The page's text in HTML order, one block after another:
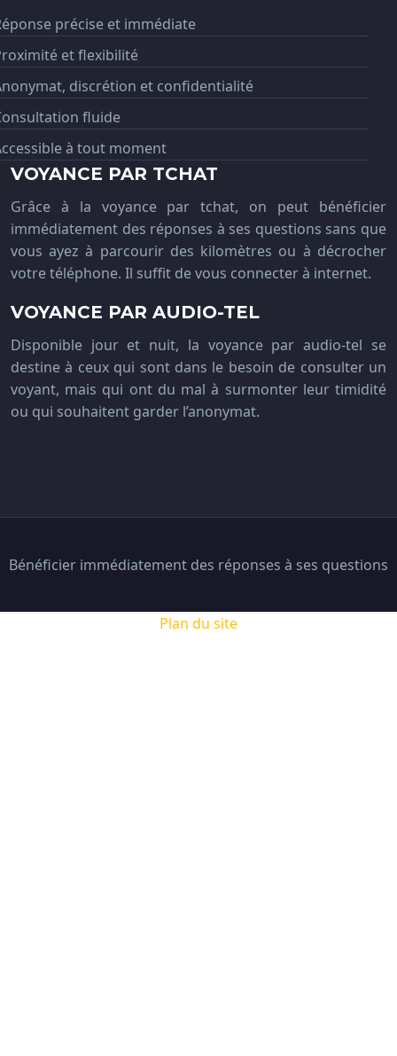
précise et immédiate
et flexibilité
discrétion et confidentialité
fluide
à tout moment
VOYANCE PAR TCHAT
Grâce à la voyance par tchat, on peut bénéficier
immédiatement des réponses à ses questions sans que
vous ayez à parcourir des kilomètres ou à décrocher
votre téléphone. Il suffit de vous connecter à internet.
VOYANCE PAR AUDIO-TEL
Disponible jour et nuit, la voyance par audio-tel se
destine à ceux qui sont dans le besoin de consulter un
voyant, mais qui ont du mal à surmonter leur timidité
ou qui souhaitent garder l’anonymat.
Bénéficier immédiatement des réponses à ses questions
Plan du site